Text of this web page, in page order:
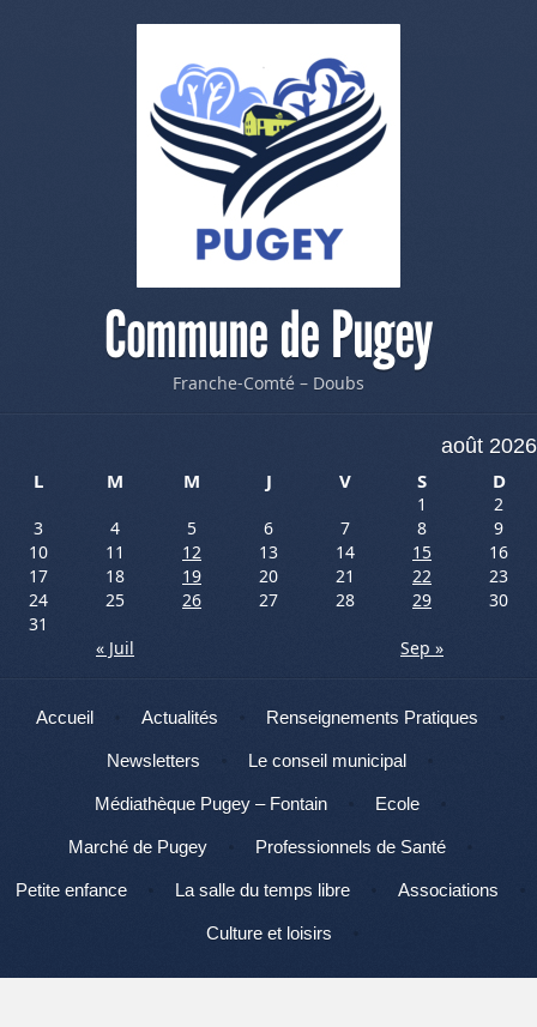
Commune de Pugey
Franche-Comté – Doubs
août 2026
L
M M J V S D
1
2
3
4 5 6 7 8
9
10
11 12 13 14 15
16
17
18 19 20 21 22
23
24
25 26 27 28 29
30
31
« Juil
Sep »
Menu
Aller au contenu
Accueil Actualités Renseignements Pratiques
Newsletters Le conseil municipal
Médiathèque Pugey – Fontain Ecole
Marché de Pugey Professionnels de Santé
Petite enfance La salle du temps libre Associations
Culture et loisirs